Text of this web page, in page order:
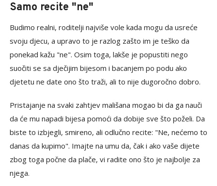
Samo recite "ne"
Budimo realni, roditelji najviše vole kada mogu da usreće
svoju djecu, a upravo to je razlog zašto im je teško da
ponekad kažu "ne". Osim toga, lakše je popustiti nego
suočiti se sa dječijim bijesom i bacanjem po podu ako
djetetu ne date ono što traži, ali to nije dugoročno dobro.
Pristajanje na svaki zahtjev mališana mogao bi da ga nauči
da će mu napadi bijesa pomoći da dobije sve što poželi. Da
biste to izbjegli, smireno, ali odlučno recite: "Ne, nećemo to
danas da kupimo". Imajte na umu da, čak i ako vaše dijete
zbog toga počne da plače, vi radite ono što je najbolje za
njega.